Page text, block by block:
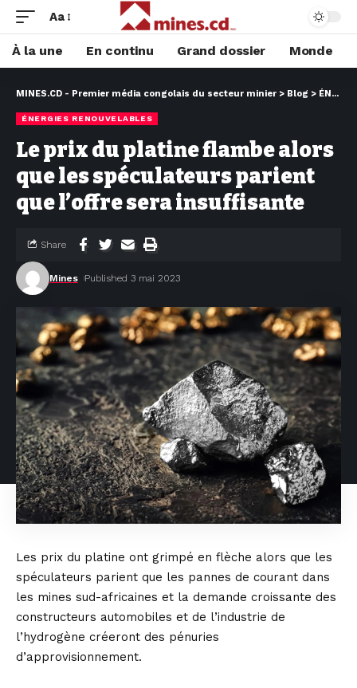
Aa
À la une En continu Grand dossier Monde
MINES.CD - Premier média congolais du secteur minier > Blog > ÉNERGIES RENOUVELABLES
ÉNERGIES RENOUVELABLES
Le prix du platine flambe alors
que les spéculateurs parient
que l’offre sera insuffisante
Mines Published 3 mai 2023
Share
Les prix du platine ont grimpé en flèche alors que les
spéculateurs parient que les pannes de courant dans
les mines sud-africaines et la demande croissante des
constructeurs automobiles et de l’industrie de
l’hydrogène créeront des pénuries
d’approvisionnement.